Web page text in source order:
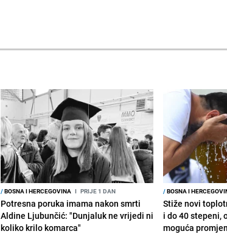
/BOSNA I HERCEGOVINA I PRIJE 1 DAN
Potresna poruka imama nakon smrti
Aldine Ljubunčić: "Dunjaluk ne vrijedi ni
koliko krilo komarca"
/BOSNA I
Stiže novi
i do 40 stepeni,
moguća